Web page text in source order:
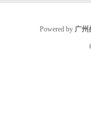
Powered by 广州